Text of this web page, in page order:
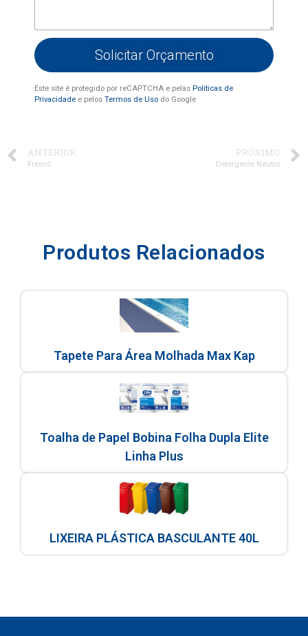
Solicitar Orçamento
Este site é protegido por reCAPTCHA e pelas Políticas de
Privacidade e pelos Termos de Uso do Google
ANTERIOR
Freecô
PRÓXIMO
Detergente Neutro
Produtos Relacionados
Tapete Para Área Molhada Max Kap
Toalha de Papel Bobina Folha Dupla Elite
Linha Plus
LIXEIRA PLÁSTICA BASCULANTE 40L